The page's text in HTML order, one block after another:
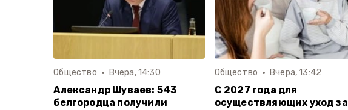
Общество Вчера, 14:30
Александр Шуваев: 543
белгородца получили
Общество Вчера, 13:42
С 2027 года для
осуществляющих уход за